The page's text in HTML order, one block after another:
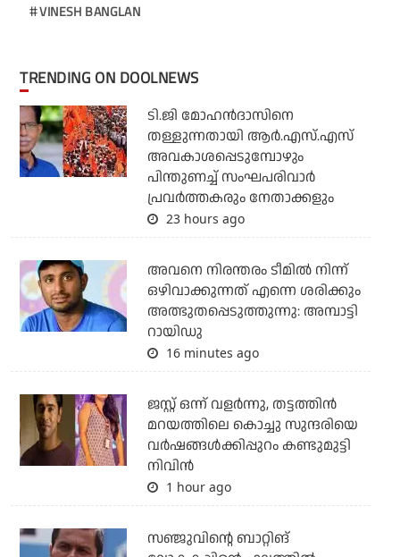
VINESH BANGLAN
TRENDING ON DOOLNEWS
ടി.ജി മോഹന്‍ദാസിനെ
തള്ളുന്നതായി ആര്‍.എസ്.എസ്
അവകാശപ്പെടുമ്പോഴും
പിന്തുണച്ച് സംഘപരിവാര്‍
പ്രവര്‍ത്തകരും നേതാക്കളും
23 hours ago
അവനെ നിരന്തരം ടീമില്‍ നിന്ന്
ഒഴിവാക്കുന്നത് എന്നെ ശരിക്കും
അത്ഭുതപ്പെടുത്തുന്നു: അമ്പാട്ടി
റായിഡു
16 minutes ago
ജസ്റ്റ് ഒന്ന് വളര്‍ന്നു, തട്ടത്തിന്‍
മറയത്തിലെ കൊച്ചു സുന്ദരിയെ
വര്‍ഷങ്ങള്‍ക്കിപ്പുറം കണ്ടുമുട്ടി
നിവിന്‍
1 hour ago
സഞ്ജുവിന്റെ ബാറ്റിങ്